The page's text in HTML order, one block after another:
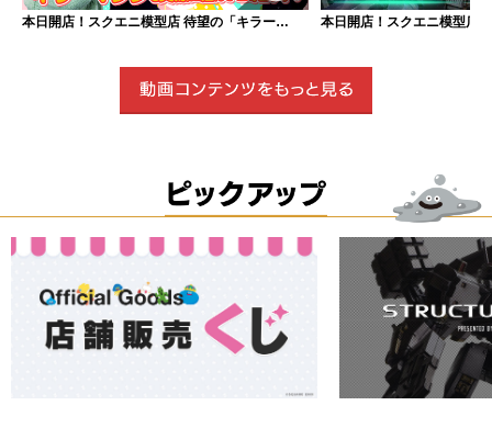
本日開店！スクエニ模型店 待望の「キラーマシン」プラスチックモデルを最速レビュー！